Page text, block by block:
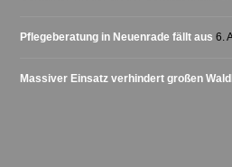
Pflegeberatung in Neuenrade fällt aus 6.
Massiver Einsatz verhindert großen